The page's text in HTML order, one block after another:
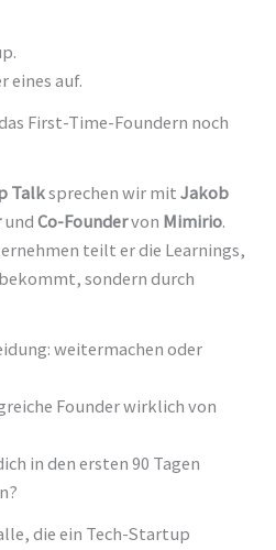
eines auf.
First-Time-Foundern noch
Talksprechen wir mit Jakob
und Co-Foundervon Mimirio.
teilt er die Learnings,
sondern durch
weitermachen oder
Founder wirklich von
in den ersten 90 Tagen
die ein Tech-Startup